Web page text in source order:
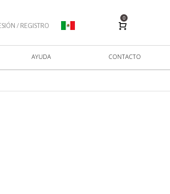
/ REGISTRO
0
AYUDA CONTACTO